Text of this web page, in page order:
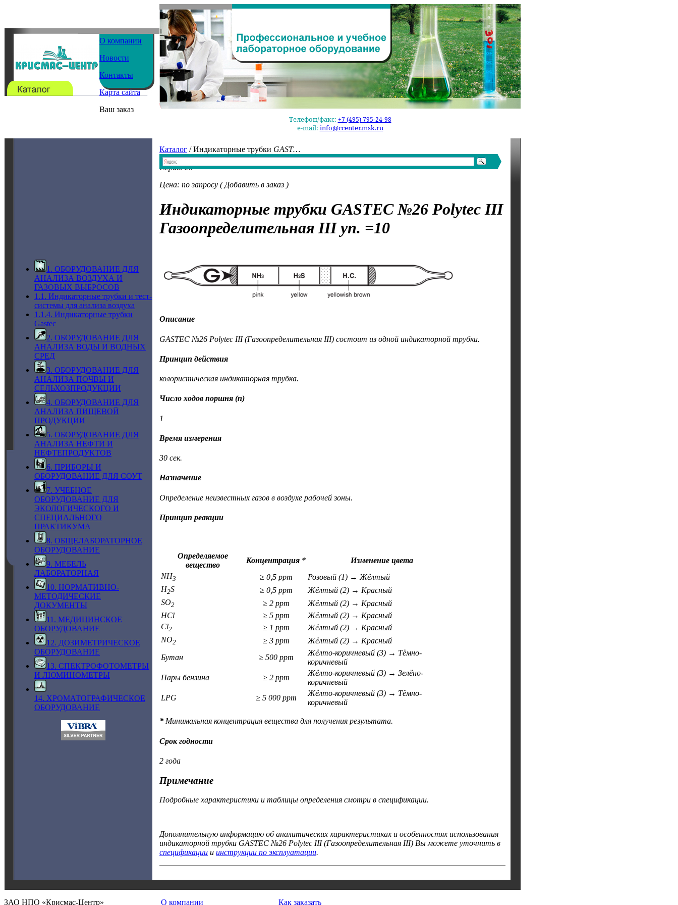
О компании
Новости
Контакты
Карта сайта
Ваш заказ
Телефон/факс: +7 (495) 795-24-98
e-mail: info@ccenter.msk.ru
1. ОБОРУДОВАНИЕ ДЛЯ
АНАЛИЗА ВОЗДУХА И
ГАЗОВЫХ ВЫБРОСОВ
1.1. Индикаторные трубки и тест-
системы для анализа воздуха
1.1.4. Индикаторные трубки
Gastec
2. ОБОРУДОВАНИЕ ДЛЯ
АНАЛИЗА ВОДЫ И ВОДНЫХ
СРЕД
3. ОБОРУДОВАНИЕ ДЛЯ
АНАЛИЗА ПОЧВЫ И
СЕЛЬХОЗПРОДУКЦИИ
4. ОБОРУДОВАНИЕ ДЛЯ
АНАЛИЗА ПИЩЕВОЙ
ПРОДУКЦИИ
5. ОБОРУДОВАНИЕ ДЛЯ
АНАЛИЗА НЕФТИ И
НЕФТЕПРОДУКТОВ
6. ПРИБОРЫ И
ОБОРУДОВАНИЕ ДЛЯ СОУТ
7. УЧЕБНОЕ
ОБОРУДОВАНИЕ ДЛЯ
ЭКОЛОГИЧЕСКОГО И
СПЕЦИАЛЬНОГО
ПРАКТИКУМА
8. ОБЩЕЛАБОРАТОРНОЕ
ОБОРУДОВАНИЕ
9. МЕБЕЛЬ
ЛАБОРАТОРНАЯ
10. НОРМАТИВНО-
МЕТОДИЧЕСКИЕ
ДОКУМЕНТЫ
11. МЕДИЦИНСКОЕ
ОБОРУДОВАНИЕ
12. ДОЗИМЕТРИЧЕСКОЕ
ОБОРУДОВАНИЕ
13. СПЕКТРОФОТОМЕТРЫ
И ЛЮМИНОМЕТРЫ
14. ХРОМАТОГРАФИЧЕСКОЕ
ОБОРУДОВАНИЕ
Каталог / Индикаторные трубки GAST…
Серия: 26
Цена: по запросу ( Добавить в заказ )
Индикаторные трубки GASTEC №26 Polytec III
Газоопределительная IIIуп. =10
Описание
GASTEC №26 Polytec III (Газоопределительная III) состоит из одной индикаторной трубки.
Принцип действия
колористическая индикаторная трубка.
Число ходов поршня (n)
1
Время измерения
30 сек.
Назначение
Определение неизвестных газов в воздухе рабочей зоны.
Принцип реакции
Определяемое
вещество
Концентрация *
Изменение цвета
NH3 ≥ 0,5 ppm
Розовый (1) → Жёлтый
H2S ≥ 0,5 ppm
Жёлтый (2) → Красный
SO2 ≥ 2 ppm
Жёлтый (2) → Красный
HCl
≥ 5 ppm
Жёлтый (2) → Красный
Cl2 ≥ 1 ppm
Жёлтый (2) → Красный
NO2 ≥ 3 ppm
Жёлтый (2) → Красный
Бутан
≥ 500 ppm
Жёлто-коричневый (3) → Тёмно-
коричневый
Пары бензина
≥ 2 ppm
Жёлто-коричневый (3) → Зелёно-
коричневый
LPG
≥ 5 000 ppm
Жёлто-коричневый (3) → Тёмно-
коричневый
* Минимальная концентрация вещества для получения результата.
Срок годности
2 года
Примечание
Подробные характеристики и таблицы определения смотри в спецификации.
Дополнительную информацию об аналитических характеристиках и особенностях использования
индикаторной трубки GASTEC №26 Polytec III (Газоопределительная III) Вы можете уточнить в
спецификации и инструкции по эксплуатации.
ЗАО НПО «Крисмас-Центр» О компании Как заказать